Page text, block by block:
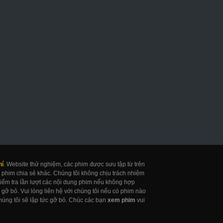
. Website thử nghiệm, các phim được sưu tập từ trên
chia sẻ khác. Chúng tôi không chịu trách nhiệm
tra lần lượt các nội dung phim nếu không hợp
bỏ. Vui lòng liên hệ với chúng tôi nếu có phim nào
tôi sẽ lập tức gỡ bỏ. Chúc các bạn xem phim vui